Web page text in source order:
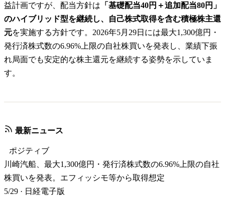
益計画ですが、配当方針は 「基礎配当40円＋追加配当80円」
のハイブリッド型を継続し、自己株式取得を含む積極株主還
元を実施する方針です。2026年5月29日には最大1,300億円・
発行済株式数の6.96%上限の自社株買いを発表し、業績下振
れ局面でも安定的な株主還元を継続する姿勢を示していま
す。
最新ニュース
ポジティブ
川崎汽船、最大1,300億円・発行済株式数の6.96%上限の自社
株買いを発表。エフィッシモ等から取得想定
5/29 · 日経電子版